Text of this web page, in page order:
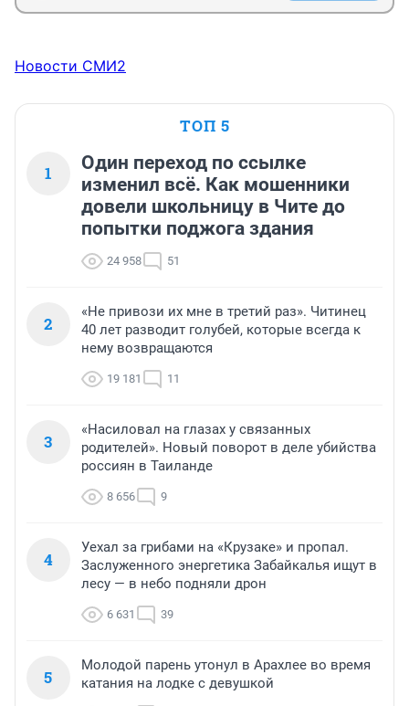
Новости СМИ2
ТОП 5
1
Один переход по ссылке
изменил всё. Как мошенники
довели школьницу в Чите до
попытки поджога здания
24 958 51
2
«Не привози их мне в третий раз». Читинец
40 лет разводит голубей, которые всегда к
нему возвращаются
19 181 11
3
«Насиловал на глазах у связанных
родителей». Новый поворот в деле убийства
россиян в Таиланде
8 656 9
4
Уехал за грибами на «Крузаке» и пропал.
Заслуженного энергетика Забайкалья ищут в
лесу — в небо подняли дрон
6 631 39
5
Молодой парень утонул в Арахлее во время
катания на лодке с девушкой